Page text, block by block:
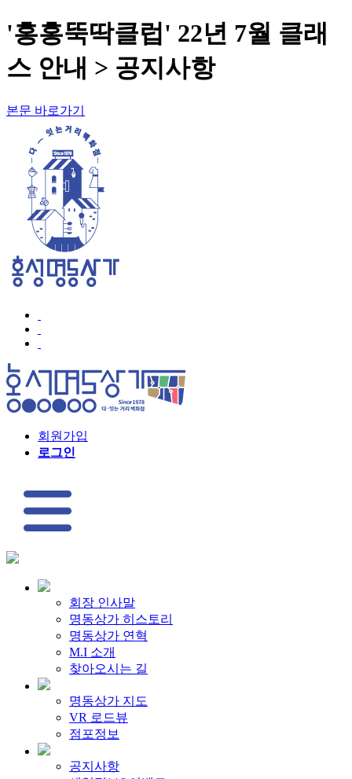
'홍홍뚝딱클럽' 22년 7월 클래
스 안내 > 공지사항
본문 바로가기
회원가입
로그인
회장 인사말
명동상가 히스토리
명동상가 연혁
M.I 소개
찾아오시는 길
명동상가 지도
VR 로드뷰
점포정보
공지사항